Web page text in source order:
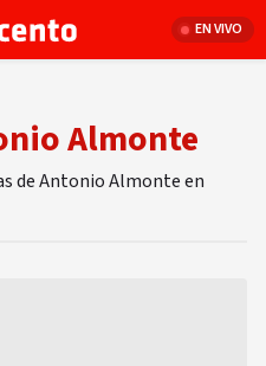
EN VIVO
Almonte
de Antonio Almonte en